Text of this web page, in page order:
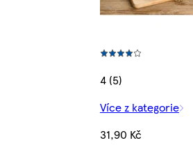
4 (5)
Více z kategorie
31,90 Kč